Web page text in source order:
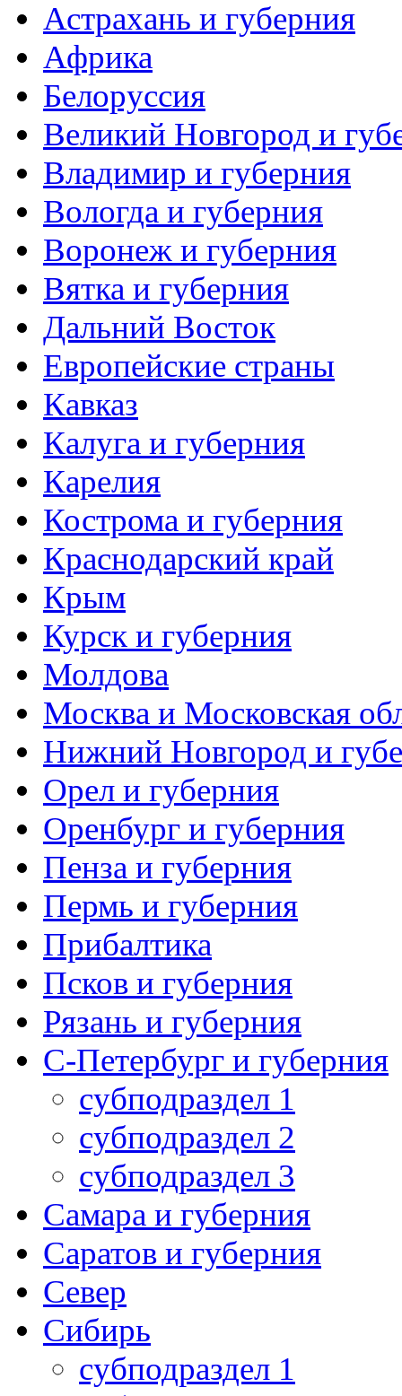
Астрахань и губерния
Африка
Белоруссия
Великий Новгород и
Владимир и губерния
Вологда и губерния
Воронеж и губерния
Вятка и губерния
Дальний Восток
Европейские страны
Кавказ
Калуга и губерния
Карелия
Кострома и губерния
Краснодарский край
Крым
Курск и губерния
Молдова
Москва и Московская
Нижний Новгород и
Орел и губерния
Оренбург и губерния
Пенза и губерния
Пермь и губерния
Прибалтика
Псков и губерния
Рязань и губерния
С-Петербург и губерния
субподраздел 1
субподраздел 2
субподраздел 3
Самара и губерния
Саратов и губерния
Север
Сибирь
субподраздел 1